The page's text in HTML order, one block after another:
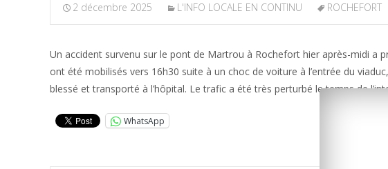
2 décembre 2025 L'INFO LOCALE EN CONTINU ROCHEFORT
Un accident survenu sur le pont de Martrou à Rochefort hier après-midi a
ont été mobilisés vers 16h30 suite à un choc de voiture à l’entrée du
blessé et transporté à l’hôpital. Le trafic a été très perturbé le temps de
WhatsApp